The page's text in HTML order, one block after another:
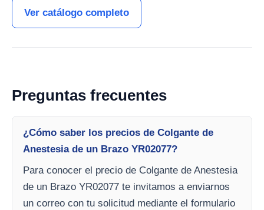
Ver catálogo completo
Preguntas frecuentes
¿Cómo saber los precios de Colgante de
Anestesia de un Brazo YR02077?
Para conocer el precio de Colgante de Anestesia
de un Brazo YR02077 te invitamos a enviarnos
un correo con tu solicitud mediante el formulario